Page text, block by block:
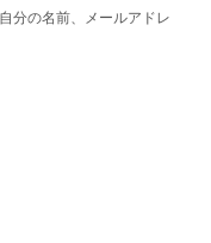
分の名前、メールアドレ